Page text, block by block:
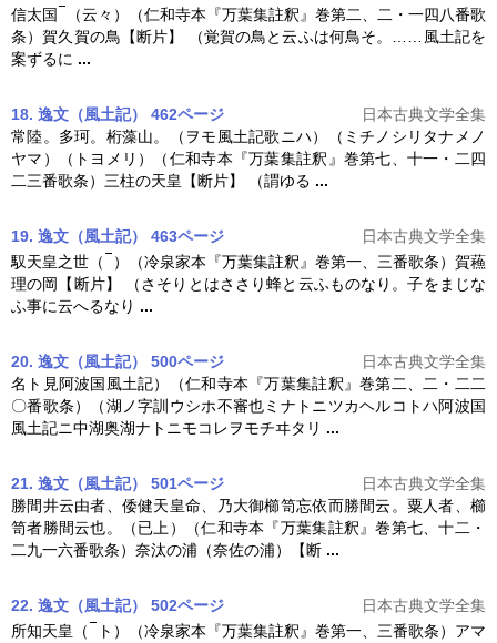
信太国
（云々）（仁和寺本『万葉集註釈 』巻第二、二・一四八番歌
条）賀久賀の鳥【断片】 （覚賀の鳥と云ふは何鳥そ。……風土記を
案ずるに ...
18. 逸文（風土記） 462ページ
日本古典文学全集
常陸。多珂。桁藻山。（ヲモ風土記歌ニハ）（ミチノシリタナメノ
ヤマ）（トヨメリ）（仁和寺本『万葉集註釈 』巻第七、十一・二四
二三番歌条）三柱の天皇【断片】 （謂ゆる ...
19. 逸文（風土記） 463ページ
日本古典文学全集
馭天皇之世（
）（冷泉家本『万葉集註釈 』巻第一、三番歌条）賀蘓
理の岡【断片】 （さそりとはささり蜂と云ふものなり。子をまじな
ふ事に云へるなり ...
20. 逸文（風土記） 500ページ
日本古典文学全集
名ト見阿波国風土記）（仁和寺本『万葉集註釈 』巻第二、二・二二
〇番歌条）（湖ノ字訓ウシホ不審也ミナトニツカヘルコトハ阿波国
風土記ニ中湖奥湖ナトニモコレヲモチヰタリ ...
21. 逸文（風土記） 501ページ
日本古典文学全集
勝間井云由者、倭健天皇命、乃大御櫛笥忘依而勝間云。粟人者、櫛
笥者勝間云也。（已上）（仁和寺本『万葉集註釈 』巻第七、十二・
二九一六番歌条）奈汰の浦（奈佐の浦）【断 ...
22. 逸文（風土記） 502ページ
日本古典文学全集
所知天皇（
ト）（冷泉家本『万葉集註釈 』巻第一、三番歌条）アマ